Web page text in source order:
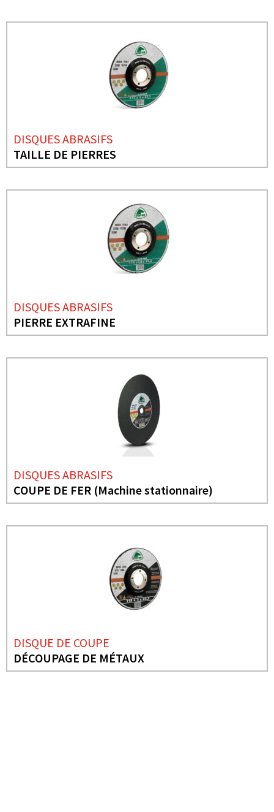
DISQUES ABRASIFS
TAILLE DE PIERRES
DISQUES ABRASIFS
PIERRE EXTRAFINE
DISQUES ABRASIFS
COUPE DE FER (Machine stationnaire)
DISQUE DE COUPE
DÉCOUPAGE DE MÉTAUX